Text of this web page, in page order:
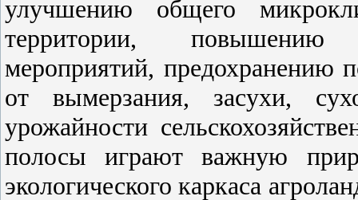
улучшению общего
территории, повышению
мероприятий, предохранению
от вымерзания, засухи,
урожайности
полосы играют важную
экологического каркаса